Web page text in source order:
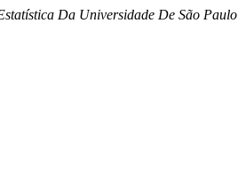
Da Universidade De São Paulo